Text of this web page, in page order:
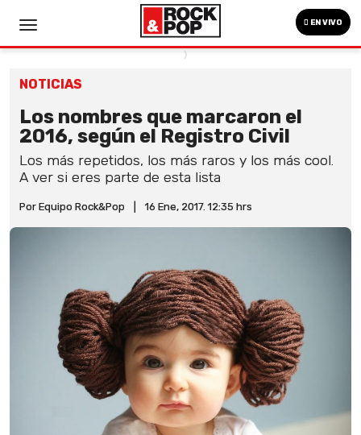
EN VIVO
NOTICIAS
Los nombres que marcaron el
2016, según el Registro Civil
Los más repetidos, los más raros y los más cool.
A ver si eres parte de esta lista
Por Equipo Rock&Pop 16 Ene, 2017. 12:35 hrs